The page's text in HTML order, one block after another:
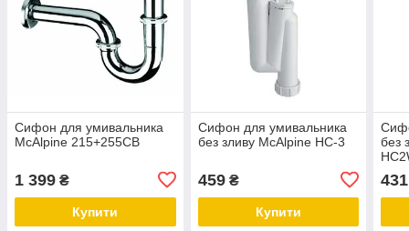
Сифон для умивальника
McAlpine 215+255CB
1 399 ₴
Купити
Сифон для умивальника
без зливу McAlpine HC-3
459₴
Купити
без
431